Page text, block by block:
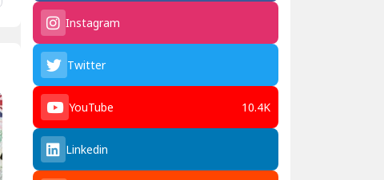
Instagram
Twitter
YouTube 10.4K
Linkedin